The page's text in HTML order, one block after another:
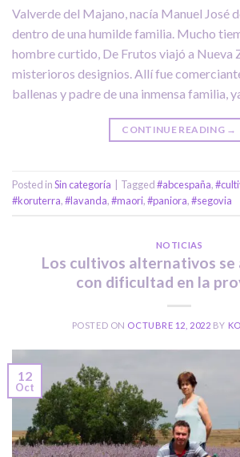
Valverde del Majano, nacía Manuel José
dentro de una humilde familia. Mucho
hombre curtido, De Frutos viajó a Nueva
misterioros designios. Allí fue
ballenas y padre de una inmensa familia,
CONTINUE READING →
Posted inSin categoría Tagged#abcespaña,
#koruterra,#lavanda,#maori,#paniora,#segovia
NOTICIAS
Los cultivos alternativos se
con dificultad en la
POSTED ON OCTUBRE 12, 2022 BY
12
Oct